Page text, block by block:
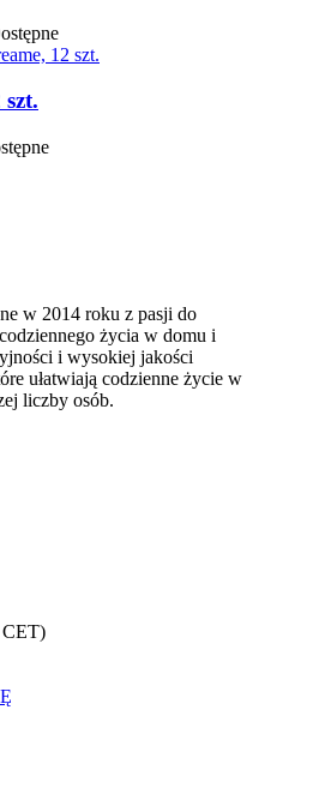
w 2014 roku z pasji do
życia w domu i
i wysokiej jakości
ułatwiają codzienne życie w
liczby osób.
CET)